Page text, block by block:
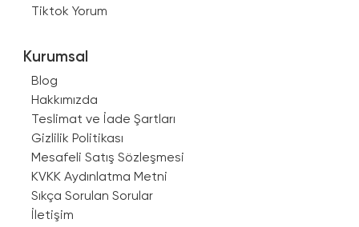
Tiktok Yorum
Kurumsal
Blog
Hakkımızda
Teslimat ve İade Şartları
Gizlilik Politikası
Mesafeli Satış Sözleşmesi
KVKK Aydınlatma Metni
Sıkça Sorulan Sorular
İletişim